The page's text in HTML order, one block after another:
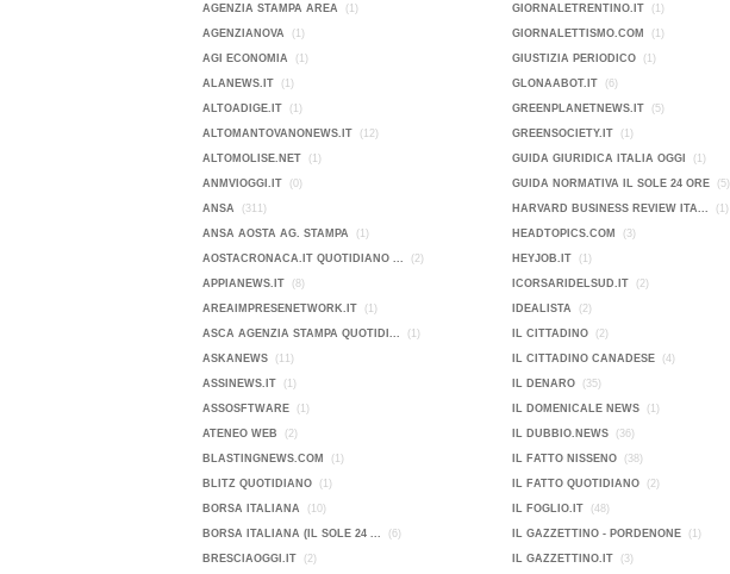
AGENZIA STAMPA AREA (1)
AGENZIANOVA (1)
AGI ECONOMIA (1)
ALANEWS.IT (1)
ALTOADIGE.IT (1)
ALTOMANTOVANONEWS.IT (12)
ALTOMOLISE.NET (1)
ANMVIOGGI.IT (0)
ANSA (311)
ANSA AOSTA AG. STAMPA (1)
AOSTACRONACA.IT QUOTIDIANO ... (2)
APPIANEWS.IT (8)
AREAIMPRESENETWORK.IT (1)
ASCA AGENZIA STAMPA QUOTIDI... (1)
ASKANEWS (11)
ASSINEWS.IT (1)
ASSOSFTWARE (1)
ATENEO WEB (2)
BLASTINGNEWS.COM (1)
BLITZ QUOTIDIANO (1)
BORSA ITALIANA (10)
BORSA ITALIANA (IL SOLE 24 ... (6)
BRESCIAOGGI.IT (2)
GIORNALETRENTINO.IT (1)
GIORNALETTISMO.COM (1)
GIUSTIZIA PERIODICO (1)
GLONAABOT.IT (6)
GREENPLANETNEWS.IT (5)
GREENSOCIETY.IT (1)
GUIDA GIURIDICA ITALIA OGGI (1)
GUIDA NORMATIVA IL SOLE 24 ORE (5)
HARVARD BUSINESS REVIEW ITA... (1)
HEADTOPICS.COM (3)
HEYJOB.IT (1)
ICORSARIDELSUD.IT (2)
IDEALISTA (2)
IL CITTADINO (2)
IL CITTADINO CANADESE (4)
IL DENARO (35)
IL DOMENICALE NEWS (1)
IL DUBBIO.NEWS (36)
IL FATTO NISSENO (38)
IL FATTO QUOTIDIANO (2)
IL FOGLIO.IT (48)
IL GAZZETTINO - PORDENONE (1)
IL GAZZETTINO.IT (3)